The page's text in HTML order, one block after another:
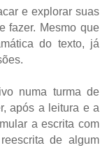
e explorar suas
fazer. Mesmo que
do texto, já
numa turma de
após a leitura e a
a escrita com
de algum